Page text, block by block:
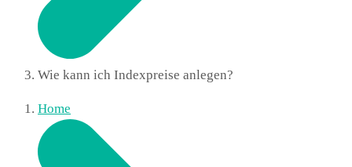
Wie kann ich Indexpreise anlegen?
Home